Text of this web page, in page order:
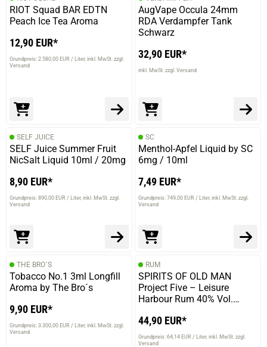
12.07.2019 — via
einem Kunden
ner 0,12 Ohm Spule und Japanische Biowatte als
Roberto P.
verifizierter Onlinekauf.
06.06.2019 — via
Trustedshops.de
Roberto P.
ist gut und schmeckt gut,kann es weiter empfehlen
RIOT Squad BAR EDTN
Peach Ice Tea Aroma
12,90 EUR*
Grundpreis: 2.580,00 EUR / Liter inkl. MwSt. zzgl.
Versand
AugVape Occula 24mm
RDA Verdampfer Tank
Schwarz
32,90 EUR*
inkl. MwSt. zzgl. Versand
SELF JUICE
SELF Juice Summer Fruit
NicSalt Liquid 10ml / 20mg
8,90 EUR*
Grundpreis: 890,00 EUR / Liter inkl. MwSt. zzgl.
Versand
SC
Menthol-Apfel Liquid by SC
6mg / 10ml
7,49 EUR*
Grundpreis: 749,00 EUR / Liter inkl. MwSt. zzgl.
Versand
THE BRO´S
Tobacco No.1 3ml Longfill
Aroma by The Bro´s
9,90 EUR*
Grundpreis: 3.300,00 EUR / Liter inkl. MwSt. zzgl.
Versand
RUM
SPIRITS OF OLD MAN
Project Five – Leisure
Harbour Rum 40% Vol.
44,90 EUR*
Grundpreis: 64,14 EUR / Liter inkl. MwSt. zzgl.
Versand